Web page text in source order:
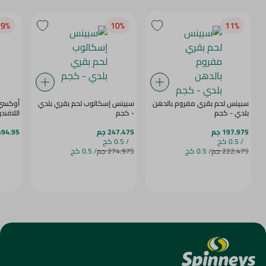
11‎%‎
سبينس لحم بقري مفروم بالدهن
بلدي - كجم
197.975 جم
/ 0.5 كج
222.475 جم / 0.5 كج
10‎%‎
سبينس إسكالوب لحم بقري بلدي
- كجم
247.475 جم
/ 0.5 كج
274.975 جم / 0.5 كج
اللافندر 8 كجم + 1 كجم
494.95